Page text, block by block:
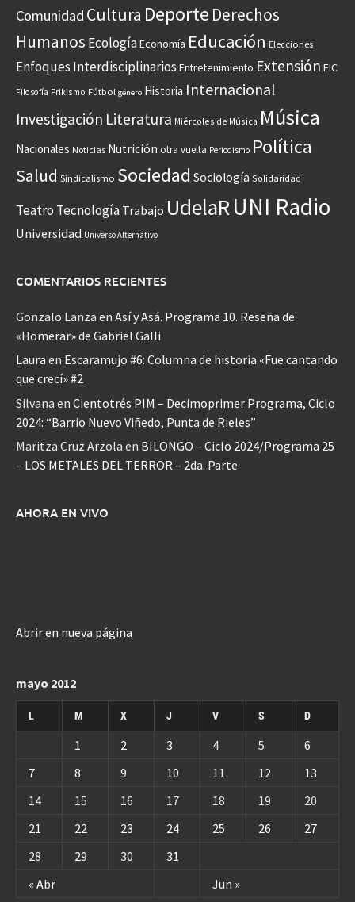
Comunidad Cultura Deporte Derechos
Humanos EcologíaEconomía Educación Elecciones
Enfoques Interdisciplinarios Entretenimiento Extensión FIC
Filosofía Frikismo Fútbol género Historia Internacional
Investigación Literatura Miércoles de Música Música
Nacionales Noticias Nutrición otra vuelta Periodismo Política
Salud Sindicalismo Sociedad Sociología Solidaridad
Teatro Tecnología Trabajo UdelaRUNI Radio
Universidad Universo Alternativo
COMENTARIOS RECIENTES
Gonzalo Lanza en Así y Asá. Programa 10. Reseña de
«Homerar» de Gabriel Galli
Laura en Escaramujo #6: Columna de historia «Fue cantando
que crecí» #2
Silvana en Cientotrés PIM – Decimoprimer Programa, Ciclo
2024: “Barrio Nuevo Viñedo, Punta de Rieles”
Maritza Cruz Arzola en BILONGO – Ciclo 2024/Programa 25
– LOS METALES DEL TERROR – 2da. Parte
AHORA EN VIVO
Abrir en nueva página
mayo 2012
L M X J V S D
« Abr Jun »
1 2 3 4 5
6
7
8 9 10 11 12
13
14
15 16 17 18 19
20
21
22 23 24 25 26
27
28
29 30 31